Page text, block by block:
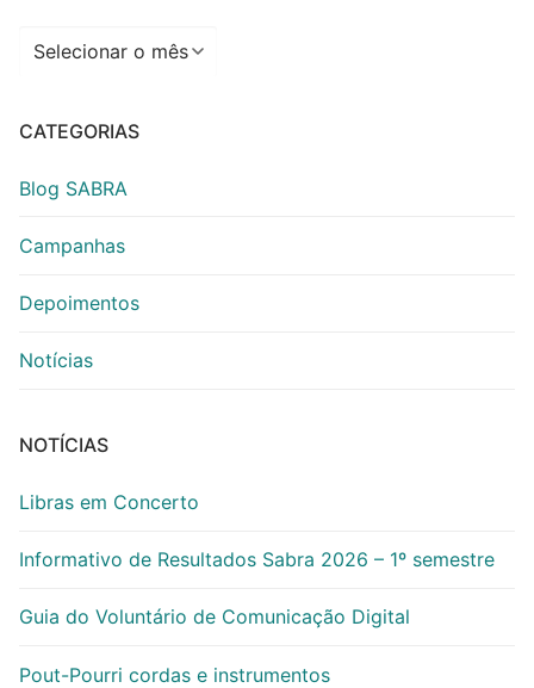
Arquivos
CATEGORIAS
Blog SABRA
Campanhas
Depoimentos
Notícias
NOTÍCIAS
Libras em Concerto
Informativo de Resultados Sabra 2026 – 1º semestre
Guia do Voluntário de Comunicação Digital
Pout-Pourri cordas e instrumentos